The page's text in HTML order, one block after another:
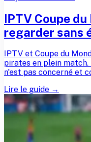
IPTV Coupe
regarder sans
IPTV et Coupe du
pirates en plein
n'est pas concerné et
Lire le guide →